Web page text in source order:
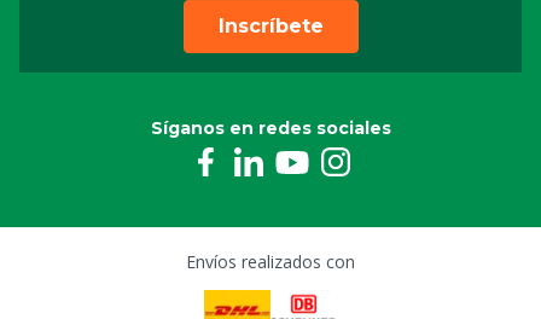
Inscríbete
Síganos en redes sociales
Envíos realizados con